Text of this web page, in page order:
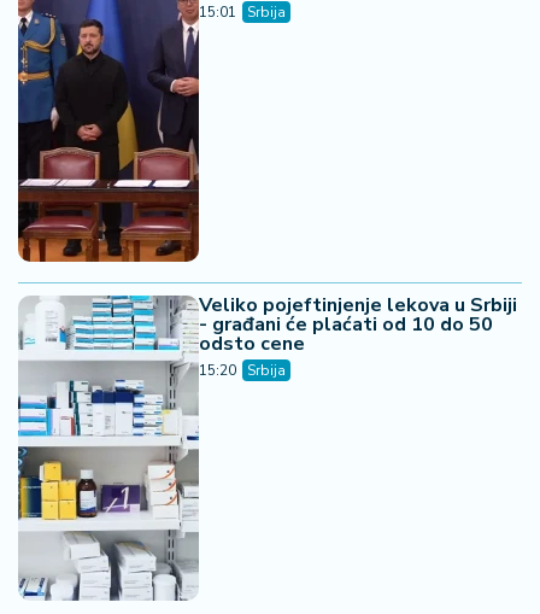
15:01 Srbija
Veliko pojeftinjenje lekova u Srbiji
- građani će plaćati od 10 do 50
odsto cene
15:20 Srbija